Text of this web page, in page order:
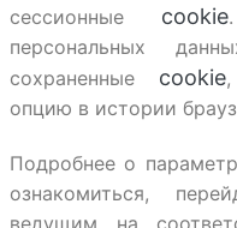
сессионные cookie
персональных
сохраненные cookie
опцию в истории
Подробнее о
ознакомиться,